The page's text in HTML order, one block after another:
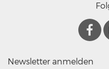
Newsletter anmelden